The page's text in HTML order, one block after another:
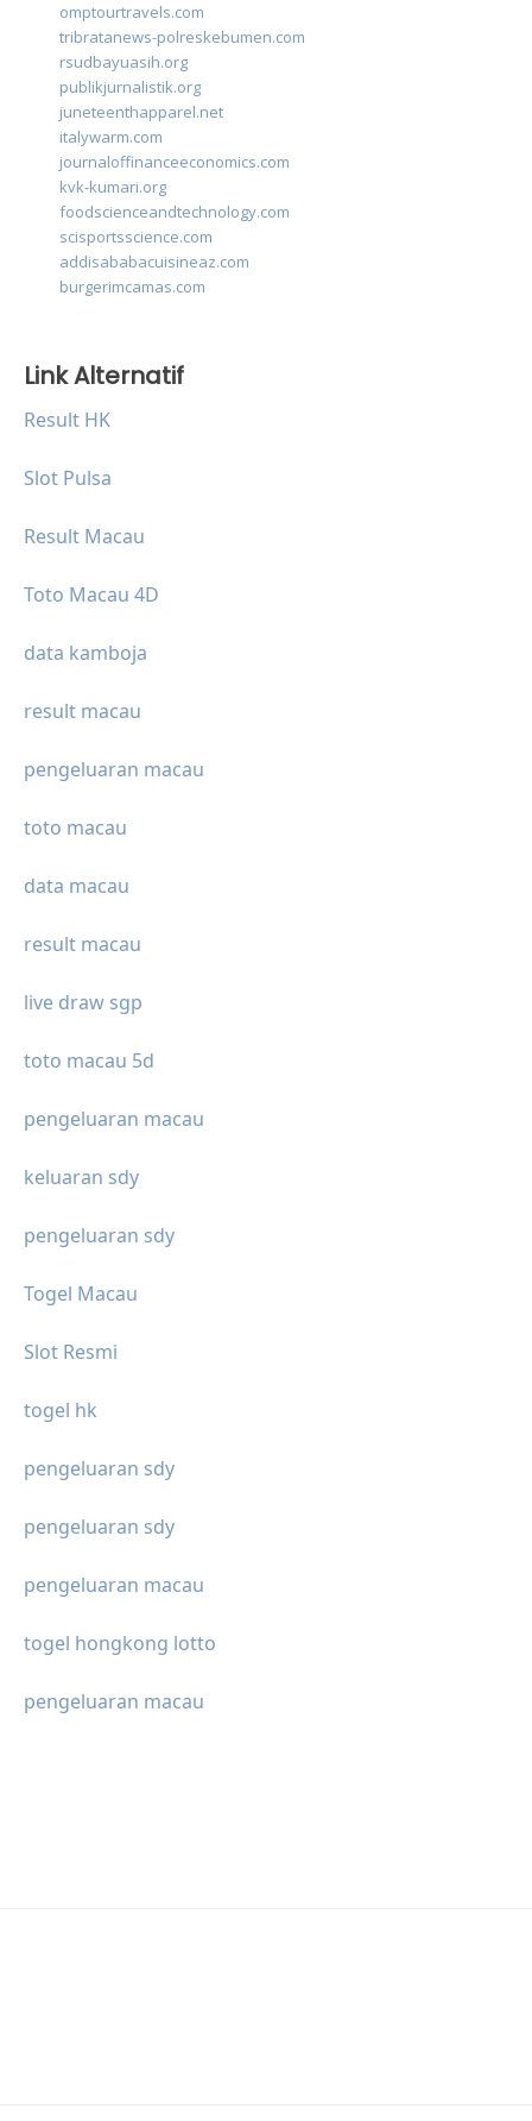
omptourtravels.com
tribratanews-polreskebumen.com
rsudbayuasih.org
publikjurnalistik.org
juneteenthapparel.net
italywarm.com
journaloffinanceeconomics.com
kvk-kumari.org
foodscienceandtechnology.com
scisportsscience.com
addisababacuisineaz.com
burgerimcamas.com
Link Alternatif
Result HK
Slot Pulsa
Result Macau
Toto Macau 4D
data kamboja
result macau
pengeluaran macau
toto macau
data macau
result macau
live draw sgp
toto macau 5d
pengeluaran macau
keluaran sdy
pengeluaran sdy
Togel Macau
Slot Resmi
togel hk
pengeluaran sdy
pengeluaran sdy
pengeluaran macau
togel hongkong lotto
pengeluaran macau